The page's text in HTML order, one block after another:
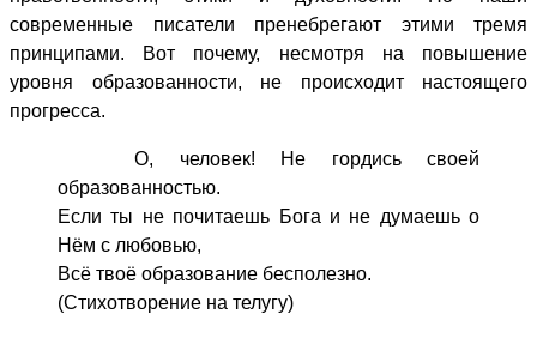
современные писатели пренебрегают этими тремя
принципами. Вот почему, несмотря на повышение
уровня образованности, не происходит настоящего
прогресса.
О, человек! Не гордись своей
образованностью.
Если ты не почитаешь Бога и не думаешь о
Нём с любовью,
Всё твоё образование бесполезно.
(Стихотворение на телугу)